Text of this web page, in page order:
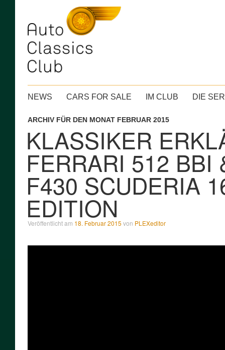
Hauptmenü
ZUM INHALT WECHSELN
NEWS CARS FOR SALE IM CLUB DIE
ARCHIV FÜR DEN MONAT FEBRUAR 2015
KLASSIKER
FERRARI 512 BBI
F430 SCUDERIA
EDITION
Veröffentlicht am 18. Februar 2015 von PLEXeditor